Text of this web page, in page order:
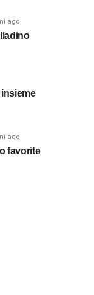
ago
insieme
ago
favorite